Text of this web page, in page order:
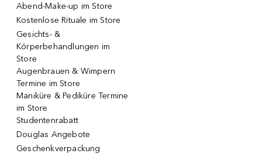
Abend-Make-up im Store
Kostenlose Rituale im Store
Gesichts- &
Körperbehandlungen im
Store
Augenbrauen & Wimpern
Termine im Store
Maniküre & Pediküre Termine
im Store
Studentenrabatt
Douglas Angebote
Geschenkverpackung